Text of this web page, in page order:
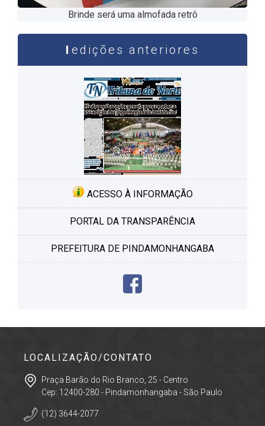
Brinde será uma almofada retrô
edições anteriores
ACESSO À INFORMAÇÃO
PORTAL DA TRANSPARÊNCIA
PREFEITURA DE PINDAMONHANGABA
LOCALIZAÇÃO/CONTATO
Praça Barão do Rio Branco, 25 - Centro
Cep: 12400-280 - Pindamonhangaba - São Paulo
(12) 3644-2077